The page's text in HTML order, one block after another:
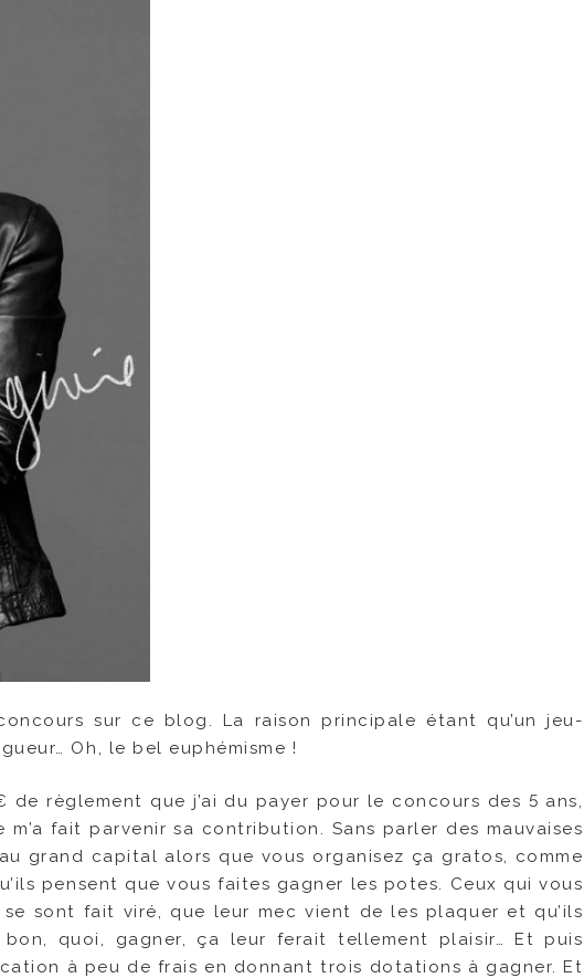
sur ce blog. La raison principale étant qu’un jeu-
Oh, le bel euphémisme !
de règlement que j’ai du payer pour le concours des 5 ans,
fait parvenir sa contribution. Sans parler des mauvaises
grand capital alors que vous organisez ça gratos, comme
pensent que vous faites gagner les potes. Ceux qui vous
sont fait viré, que leur mec vient de les plaquer et qu’ils
quoi, gagner, ça leur ferait tellement plaisir… Et puis
à peu de frais en donnant trois dotations à gagner. Et